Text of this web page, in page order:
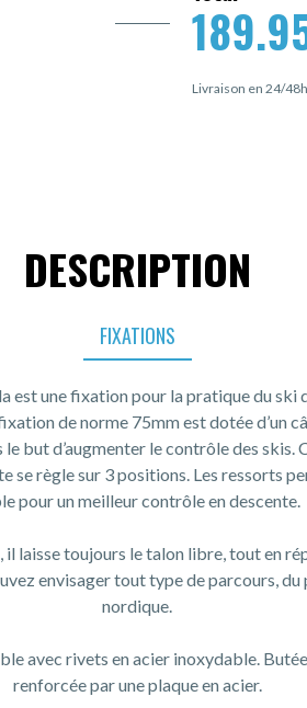
Livraison en 24/48h
DESCRIPTION
FIXATIONS
est une fixation pour la pratique du ski
de norme 75mm est dotée d’un
le but d’augmenter le contrôle des
se règle sur 3 positions. Les ressorts
pour un meilleur contrôle en descente.
il laisse toujours le talon libre, tout en
envisager tout type de parcours, du
nordique.
avec rivets en acier inoxydable.
renforcée par une plaque en acier.